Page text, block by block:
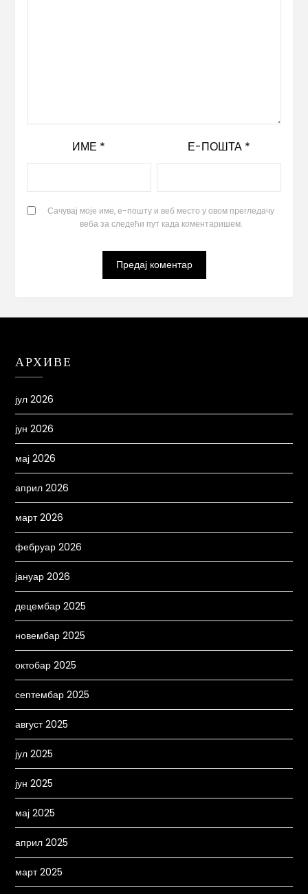
ИМЕ * Е-ПОШТА *
Сачувај моје име, е-пошту и веб место у овом прегледачу
веба за следећи пут када коментаришем.
АРХИВЕ
јул 2026
јун 2026
мај 2026
април 2026
март 2026
фебруар 2026
јануар 2026
децембар 2025
новембар 2025
октобар 2025
септембар 2025
август 2025
јул 2025
јун 2025
мај 2025
април 2025
март 2025